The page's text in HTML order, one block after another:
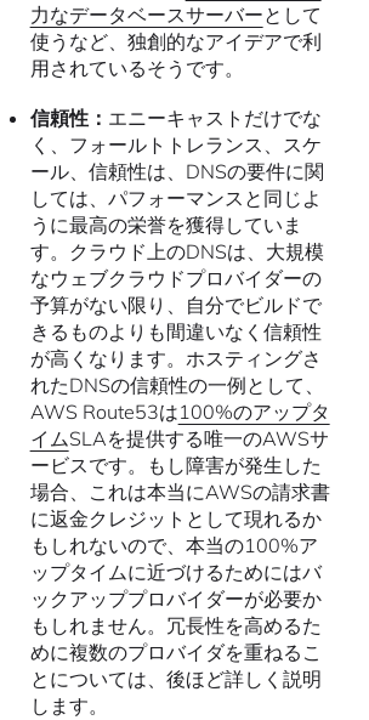
力なデータベースサーバーとして
使うなど、独創的なアイデアで利
用されているそうです。
信頼性： エニーキャストだけでな
く、フォールトトレランス、スケ
ール、信頼性は、DNSの要件に関
しては、パフォーマンスと同じよ
うに最高の栄誉を獲得していま
す。クラウド上のDNSは、大規模
なウェブクラウドプロバイダーの
予算がない限り、自分でビルドで
きるものよりも間違いなく信頼性
が高くなります。ホスティングさ
れたDNSの信頼性の一例として、
AWS Route53は100%のアップタ
イムSLAを提供する唯一のAWSサ
ービスです。もし障害が発生した
場合、これは本当にAWSの請求書
に返金クレジットとして現れるか
もしれないので、本当の100%ア
ップタイムに近づけるためにはバ
ックアッププロバイダーが必要か
もしれません。冗長性を高めるた
めに複数のプロバイダを重ねるこ
とについては、後ほど詳しく説明
します。